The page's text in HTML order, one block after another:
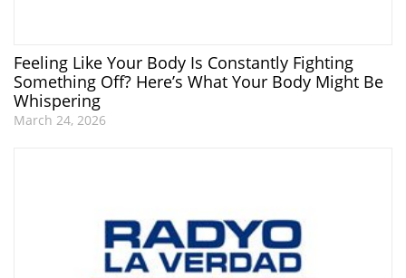
Feeling Like Your Body Is Constantly Fighting
Something Off? Here’s What Your Body Might Be
Whispering
March 24, 2026